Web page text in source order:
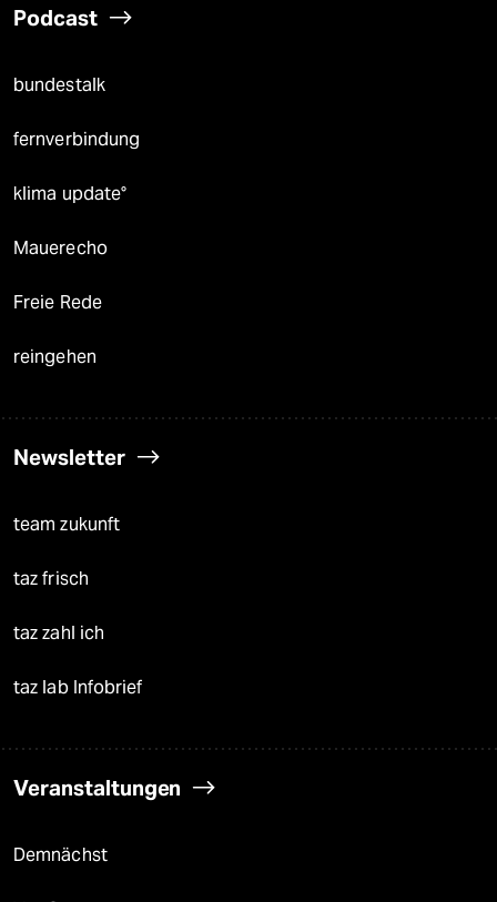
Podcast
bundestalk
fernverbindung
klima update°
Mauerecho
Freie Rede
reingehen
Newsletter
team zukunft
taz frisch
taz zahl ich
taz lab Infobrief
Veranstaltungen
Demnächst